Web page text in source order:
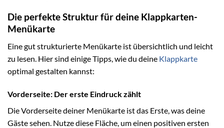
Die perfekte Struktur für deine Klappkarten-
Menükarte
Eine gut strukturierte Menükarte ist übersichtlich und leicht
zu lesen. Hier sind einige Tipps, wie du deine Klappkarte
optimal gestalten kannst:
Vorderseite: Der erste Eindruck zählt
Die Vorderseite deiner Menükarte ist das Erste, was deine
Gäste sehen. Nutze diese Fläche, um einen positiven ersten